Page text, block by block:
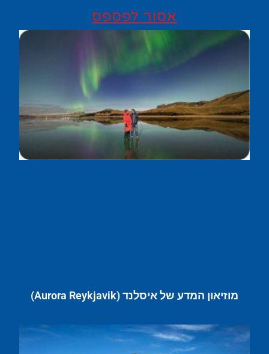
אסור לפספס
מוזיאון המדע של איסלנד (Aurora Reykjavik)